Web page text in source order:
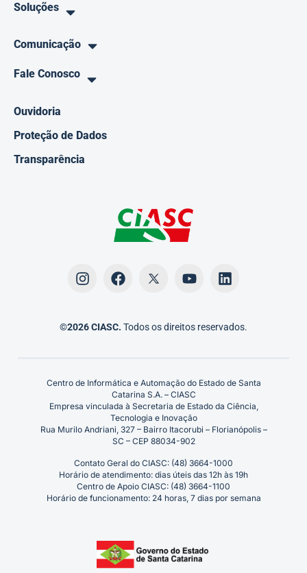
Soluções
Comunicação
Fale Conosco
Ouvidoria
Proteção de Dados
Transparência
©2026 CIASC. Todos os direitos reservados.
Centro de Informática e Automação do Estado de Santa
Catarina S.A. – CIASC
Empresa vinculada à Secretaria de Estado da Ciência,
Tecnologia e Inovação
Rua Murilo Andriani, 327 – Bairro Itacorubi – Florianópolis –
SC – CEP 88034-902
Contato Geral do CIASC: (48) 3664-1000
Horário de atendimento: dias úteis das 12h às 19h
Centro de Apoio CIASC: (48) 3664-1100
Horário de funcionamento: 24 horas, 7 dias por semana